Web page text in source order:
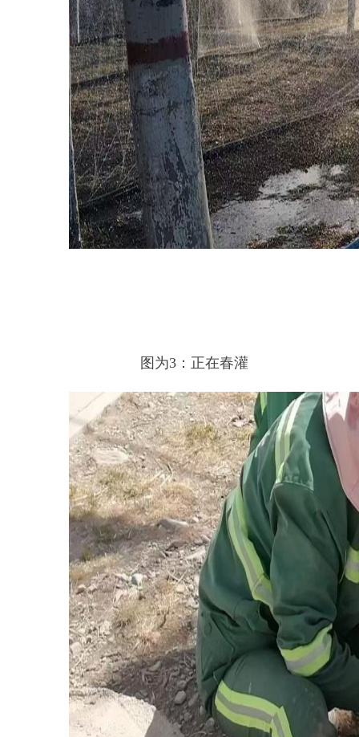
图4:正在通水试压测试
主办：新疆乌恰县人民政府办公室承办：新疆乌恰县政务服务
政府网站标识码：6530240001新公网安备65302402000101号
地 址：新疆克州乌恰县光明路1号联系电话：0908-4621030